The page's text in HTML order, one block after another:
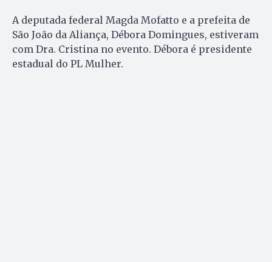
A deputada federal Magda Mofatto e a prefeita de
São João da Aliança, Débora Domingues, estiveram
com Dra. Cristina no evento. Débora é presidente
estadual do PL Mulher.